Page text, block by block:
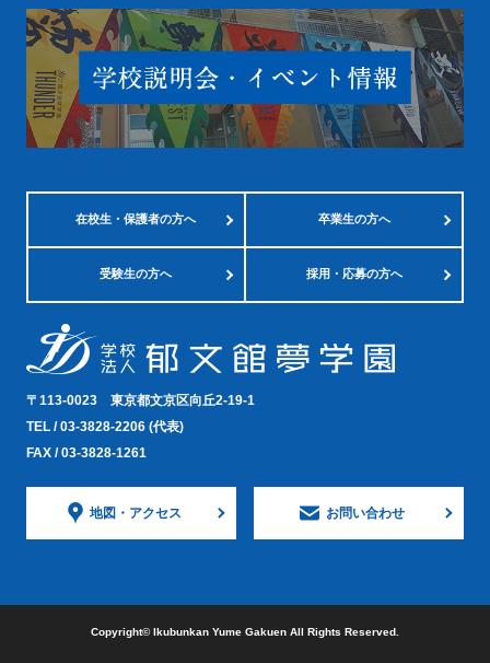
在校生・保護者の方へ 卒業生の方へ
受験生の方へ 採用・応募の方へ
〒113-0023 東京都文京区向丘2-19-1
TEL /03-3828-2206 (代表)
FAX / 03-3828-1261
地図・ アクセス お問い合わせ
Copyright©︎ Ikubunkan Yume Gakuen All Rights Reserved.